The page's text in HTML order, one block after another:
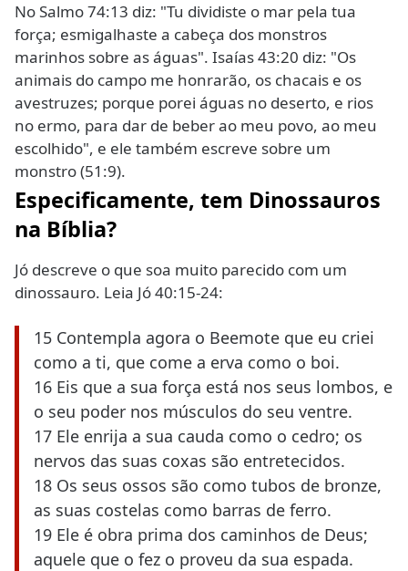
No Salmo 74:13 diz: "Tu dividiste o mar pela tua
força; esmigalhaste a cabeça dos monstros
marinhos sobre as águas". Isaías 43:20 diz: "Os
animais do campo me honrarão, os chacais e os
avestruzes; porque porei águas no deserto, e rios
no ermo, para dar de beber ao meu povo, ao meu
escolhido", e ele também escreve sobre um
monstro (51:9).
Especificamente, tem Dinossauros
na Bíblia?
Jó descreve o que soa muito parecido com um
dinossauro. Leia Jó 40:15-24:
15 Contempla agora o Beemote que eu criei
como a ti, que come a erva como o boi.
16 Eis que a sua força está nos seus lombos, e
o seu poder nos músculos do seu ventre.
17 Ele enrija a sua cauda como o cedro; os
nervos das suas coxas são entretecidos.
18 Os seus ossos são como tubos de bronze,
as suas costelas como barras de ferro.
19 Ele é obra prima dos caminhos de Deus;
aquele que o fez o proveu da sua espada.